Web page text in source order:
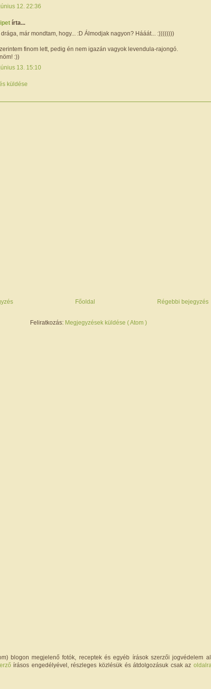
12. 22:36
írta...
már mondtam, hogy... :D Álmodjak nagyon? Hááát... :))))))))
finom lett, pedig én nem igazán vagyok levendula-rajongó.
:))
13. 15:10
küldése
Régebbi bejegyzés
Főoldal
Feliratkozás: Megjegyzések küldése ( Atom )
blogon megjelenő fotók, receptek és egyéb írások szerzői jogvédelem
írásos engedélyével, részleges közlésük és átdolgozásuk csak az